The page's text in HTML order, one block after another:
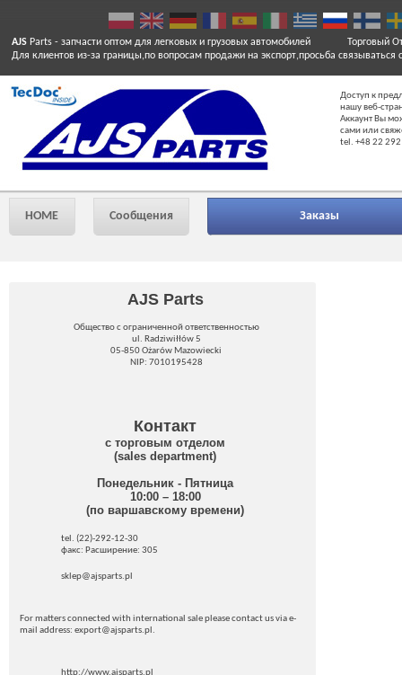
AJS Parts - запчасти оптом для легковых и грузовых автомобилей
Для клиентов из-за границы,по вопросам продажи на экспорт,просьба связываться
Торговый
Доступ к
нашу веб-
Аккаунт Вы
сами или
tel. +48 22
HOME Сообщения Заказы
AJS Parts
Общество с ограниченной ответственностью
ul. Radziwiłłów 5
05-850 Ożarów Mazowiecki
NIP: 7010195428
Контакт
с торговым отделом
(sales department)
Понедельник - Пятница
10:00 – 18:00
(по варшавскому времени)
tel. (22)-292-12-30
факс: Pасширение: 305
sklep@ajsparts.pl
For matters connected with international sale please contact us via e-
mail address: export@ajsparts.pl.
http://www.ajsparts.pl